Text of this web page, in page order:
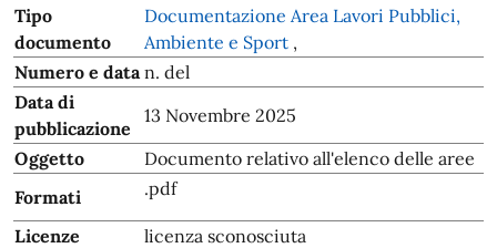
Tipo
documento
Documentazione Area Lavori Pubblici,
Ambiente e Sport ,
Numero e data n. del
Data di
pubblicazione
13 Novembre 2025
Oggetto
Documento relativo all'elenco delle aree
Formati
.pdf
Licenze licenza sconosciuta